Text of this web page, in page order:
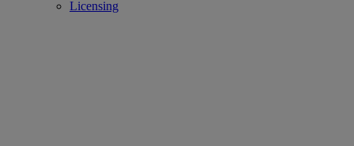
Licensing